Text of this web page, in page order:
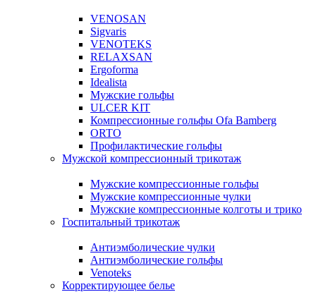
VENOSAN
Sigvaris
VENOTEKS
RELAXSAN
Ergoforma
Idealista
Мужские гольфы
ULCER KIT
Компрессионные гольфы Ofa Bamberg
ORTO
Профилактические гольфы
Мужской компрессионный трикотаж
Мужские компрессионные гольфы
Мужские компрессионные чулки
Мужские компрессионные колготы и трико
Госпитальный трикотаж
Антиэмболические чулки
Антиэмболические гольфы
Venoteks
Корректирующее белье